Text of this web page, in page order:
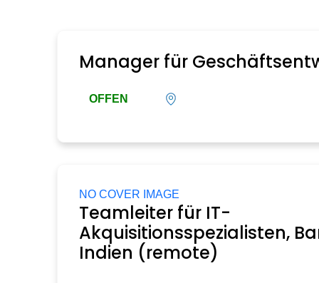
Manager für
OFFEN
NO COVER IMAGE
Teamleiter für IT-
Akquisitionsspezialisten,
Indien (remote)